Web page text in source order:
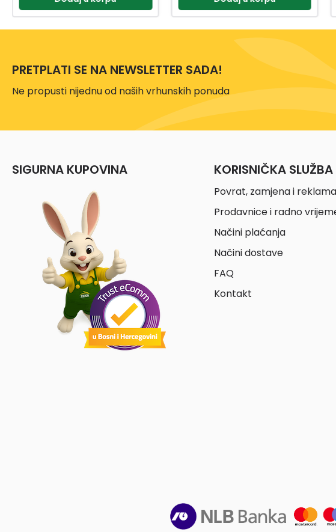
PRETPLATI SE NA NEWSLETTER SADA!
Ne propusti nijednu od naših vrhunskih ponuda
SIGURNA KUPOVINA KORISNIČKA SLUŽBA
Povrat, zamjena i
Prodavnice i radno
Načini plaćanja
Načini dostave
FAQ
Kontakt